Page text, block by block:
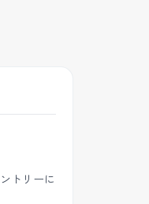
トリーに